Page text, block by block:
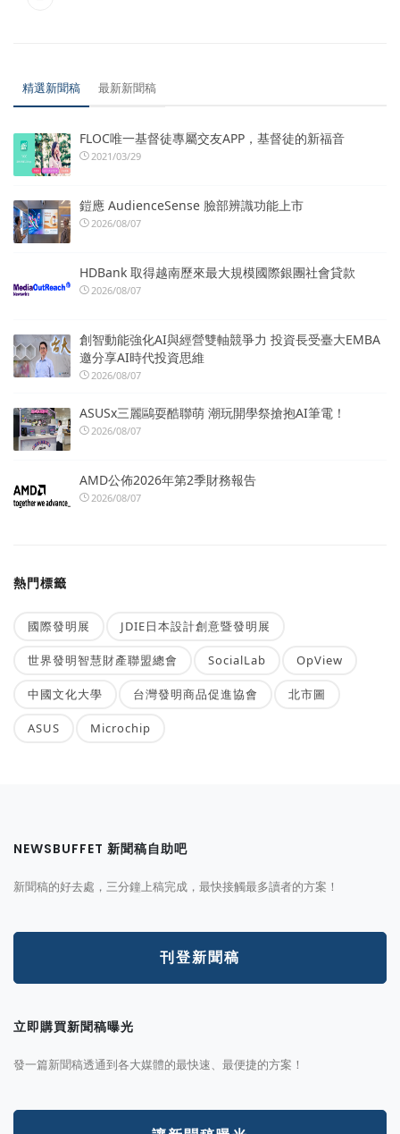
精選新聞稿 最新新聞稿
FLOC唯一基督徒專屬交友APP，基督徒的新福音
2021/03/29
鎧應 AudienceSense 臉部辨識功能上市
2026/08/07
HDBank 取得越南歷來最大規模國際銀團社會貸款
2026/08/07
創智動能強化AI與經營雙軸競爭力 投資長受臺大EMBA
邀分享AI時代投資思維
2026/08/07
ASUSx三麗鷗耍酷聯萌 潮玩開學祭搶抱AI筆電！
2026/08/07
AMD公佈2026年第2季財務報告
2026/08/07
熱門標籤
國際發明展 JDIE日本設計創意暨發明展
世界發明智慧財產聯盟總會 SocialLab OpView
中國文化大學 台灣發明商品促進協會 北市圖
ASUS Microchip
NEWSBUFFET 新聞稿自助吧
新聞稿的好去處，三分鐘上稿完成，最快接觸最多讀者的方案！
刊登新聞稿
立即購買新聞稿曝光
發一篇新聞稿透通到各大媒體的最快速、最便捷的方案！